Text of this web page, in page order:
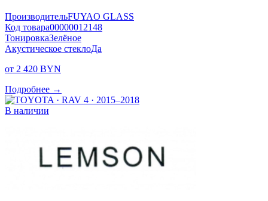
ПроизводительFUYAO GLASS
Код товара00000012148
ТонировкаЗелёное
Акустическое стеклоДа
от 2 420 BYN
Подробнее →
В наличии